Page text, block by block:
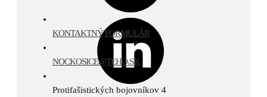
KONTAKTNÝ FORMULÁR
NOCKOSICE@TEHO.SK
Protifašistických bojovníkov 4